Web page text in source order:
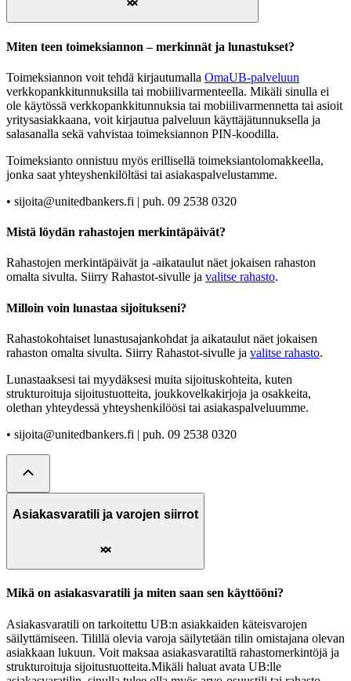
Miten teen toimeksiannon – merkinnät ja lunastukset?
Toimeksiannon voit tehdä kirjautumalla OmaUB-palveluun
verkkopankkitunnuksilla tai mobiilivarmenteella. Mikäli sinulla ei
ole käytössä verkkopankkitunnuksia tai mobiilivarmennetta tai asioit
yritysasiakkaana, voit kirjautua palveluun käyttäjätunnuksella ja
salasanalla sekä vahvistaa toimeksiannon PIN-koodilla.
Toimeksianto onnistuu myös erillisellä toimeksiantolomakkeella,
jonka saat yhteyshenkilöltäsi tai asiakaspalvelustamme.
• sijoita@unitedbankers.fi | puh. 09 2538 0320
Mistä löydän rahastojen merkintäpäivät?
Rahastojen merkintäpäivät ja -aikataulut näet jokaisen rahaston
omalta sivulta. Siirry Rahastot-sivulle ja valitse rahasto.
Milloin voin lunastaa sijoitukseni?
Rahastokohtaiset lunastusajankohdat ja aikataulut näet jokaisen
rahaston omalta sivulta. Siirry Rahastot-sivulle ja valitse rahasto.
Lunastaaksesi tai myydäksesi muita sijoituskohteita, kuten
strukturoituja sijoitustuotteita, joukkovelkakirjoja ja osakkeita,
olethan yhteydessä yhteyshenkilöösi tai asiakaspalveluumme.
• sijoita@unitedbankers.fi | puh. 09 2538 0320
Asiakasvaratili ja varojen siirrot
Mikä on asiakasvaratili ja miten saan sen käyttööni?
Asiakasvaratili on tarkoitettu UB:n asiakkaiden käteisvarojen
säilyttämiseen. Tilillä olevia varoja säilytetään tilin omistajana olevan
asiakkaan lukuun. Voit maksaa asiakasvaratiltä rahastomerkintöjä ja
strukturoituja sijoitustuotteita.Mikäli haluat avata UB:lle